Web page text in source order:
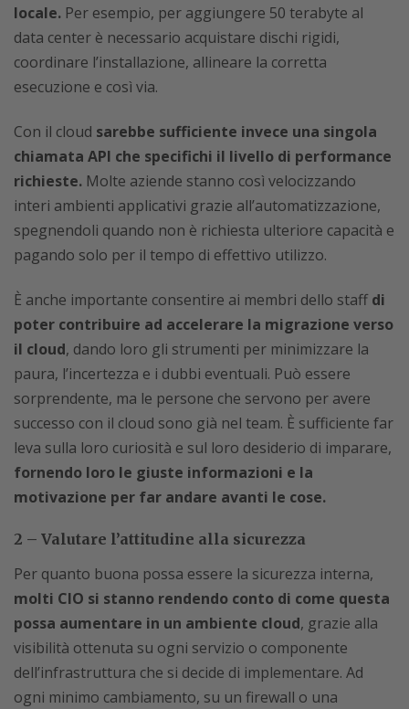
locale. Per esempio, per aggiungere 50 terabyte al
data center è necessario acquistare dischi rigidi,
coordinare l’installazione, allineare la corretta
esecuzione e così via.
Con il cloud sarebbe sufficiente invece una singola
chiamata API che specifichi il livello di performance
richieste. Molte aziende stanno così velocizzando
interi ambienti applicativi grazie all’automatizzazione,
spegnendoli quando non è richiesta ulteriore capacità e
pagando solo per il tempo di effettivo utilizzo.
È anche importante consentire ai membri dello staffdi
poter contribuire ad accelerare la migrazione verso
il cloud, dando loro gli strumenti per minimizzare la
paura, l’incertezza e i dubbi eventuali. Può essere
sorprendente, ma le persone che servono per avere
successo con il cloud sono già nel team. È sufficiente far
leva sulla loro curiosità e sul loro desiderio di imparare,
fornendo loro le giuste informazioni e la
motivazione per far andare avanti le cose.
2 – Valutare l’attitudine alla sicurezza
Per quanto buona possa essere la sicurezza interna,
molti CIO si stanno rendendo conto di come questa
possa aumentare in un ambiente cloud, grazie alla
visibilità ottenuta su ogni servizio o componente
dell’infrastruttura che si decide di implementare. Ad
ogni minimo cambiamento, su un firewall o una